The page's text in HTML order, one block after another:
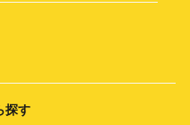
探す